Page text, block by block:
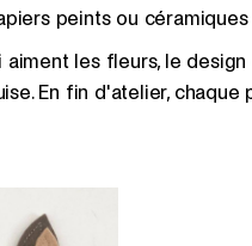
peints ou
les fleurs, le
En fin d'atelier,